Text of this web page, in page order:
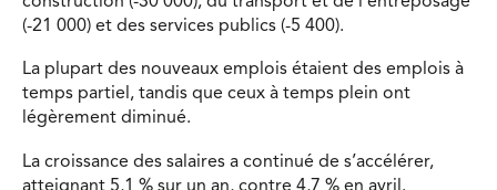
(-21 000) et des services publics (-5 400).
La plupart des nouveaux emplois étaient des emplois à
temps partiel, tandis que ceux à temps plein ont
légèrement diminué.
La croissance des salaires a continué de s’accélérer,
atteignant 5,1 % sur un an, contre 4,7 % en avril.